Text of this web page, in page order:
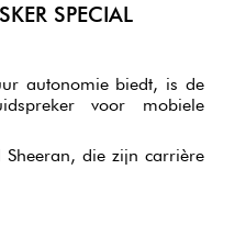
SPECIAL
autonomie biedt, is de
voor mobiele
die zijn carrière